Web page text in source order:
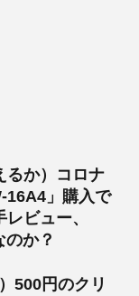
るか）コロナ
16A4」購入で
ビュー、
か？
500円のクリ